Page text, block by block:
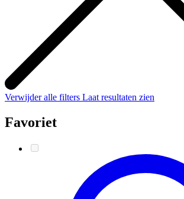
Verwijder alle filters Laat resultaten zien
Favoriet